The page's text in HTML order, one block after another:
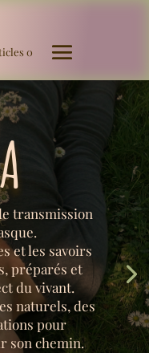
0
transmission
et les savoirs
préparés et
du vivant.
naturels, des
pour
son chemin.